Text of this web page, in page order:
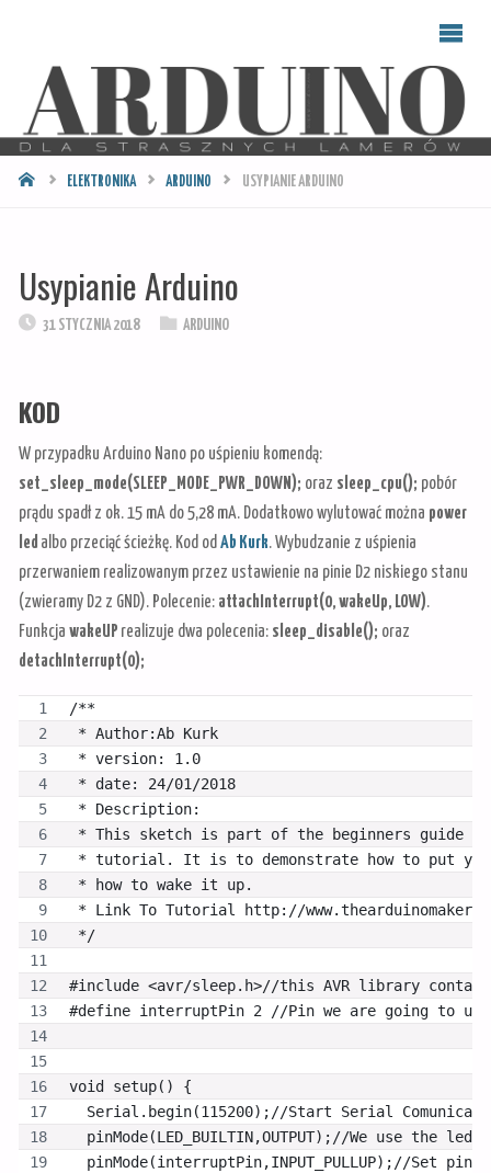
STRASZNYCH
LAMERÓW
STRONAELEKTRONIKA ARDUINO USYPIANIE ARDUINO
Usypianie Arduino
31 STYCZNIA 2018 ARDUINO
KOD
W przypadku Arduino Nano po uśpieniu komendą:
set_sleep_mode(SLEEP_MODE_PWR_DOWN); oraz sleep_cpu(); pobór
prądu spadł z ok. 15 mA do 5,28 mA. Dodatkowo wylutować można power
led albo przeciąć ścieżkę. Kod odAb Kurk. Wybudzanie z uśpienia
przerwaniem realizowanym przez ustawienie na pinie D2 niskiego stanu
(zwieramy D2 z GND). Polecenie: attachInterrupt(0, wakeUp, LOW).
FunkcjawakeUP realizuje dwa polecenia: sleep_disable(); oraz
detachInterrupt(0);
/**
* Author:Ab Kurk
* version: 1.0
* date: 24/01/2018
* Description:
* This sketch is part of the beginners guide
* tutorial. It is to demonstrate how to put
* how to wake it up.
* Link To Tutorial http://
*/
#include <avr/sleep.h>//this AVR library
#define interruptPin 2 //Pin we are going to use
void setup() {
Serial.begin(115200);//Start Serial
pinMode(LED_BUILTIN,OUTPUT);//We use the led
pinMode(interruptPin,INPUT_PULLUP);//Set pin